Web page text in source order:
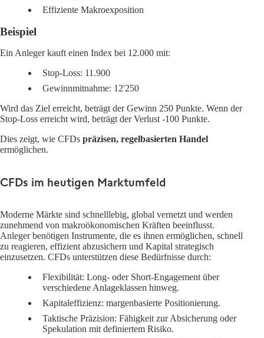
Effiziente Makroexposition
Beispiel
Ein Anleger kauft einen Index bei 12.000 mit:
Stop-Loss: 11.900
Gewinnmitnahme: 12'250
Wird das Ziel erreicht, beträgt der Gewinn 250 Punkte. Wenn der
Stop-Loss erreicht wird, beträgt der Verlust -100 Punkte.
Dies zeigt, wie CFDs präzisen, regelbasierten Handel
ermöglichen.
CFDs im heutigen Marktumfeld
Moderne Märkte sind schnelllebig, global vernetzt und werden
zunehmend von makroökonomischen Kräften beeinflusst.
Anleger benötigen Instrumente, die es ihnen ermöglichen, schnell
zu reagieren, effizient abzusichern und Kapital strategisch
einzusetzen. CFDs unterstützen diese Bedürfnisse durch:
Flexibilität: Long- oder Short-Engagement über
verschiedene Anlageklassen hinweg.
Kapitaleffizienz: margenbasierte Positionierung.
Taktische Präzision: Fähigkeit zur Absicherung oder
Spekulation mit definiertem Risiko.